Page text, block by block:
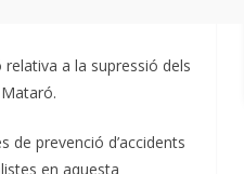
a la supressió dels
prevenció d’accidents
en aquesta